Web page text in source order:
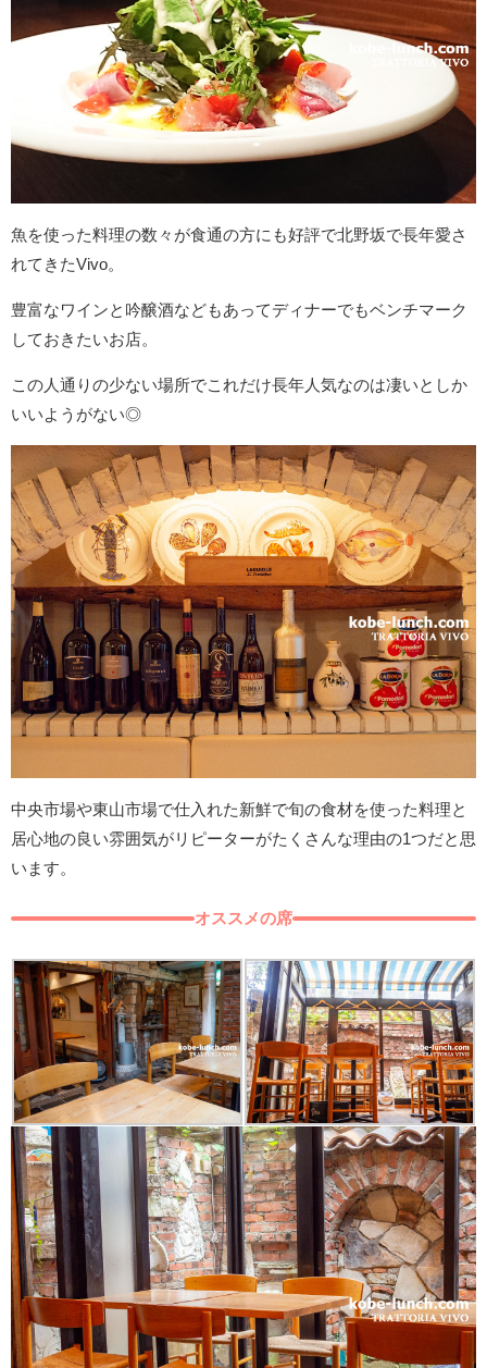
魚を使った料理の数々が食通の方にも好評で北野坂で長年愛さ
れてきたVivo。
豊富なワインと吟醸酒などもあってディナーでもベンチマーク
しておきたいお店。
この人通りの少ない場所でこれだけ長年人気なのは凄いとしか
いいようがない◎
中央市場や東山市場で仕入れた新鮮で旬の食材を使った料理と
居心地の良い雰囲気がリピーターがたくさんな理由の1つだと思
います。
オススメの席